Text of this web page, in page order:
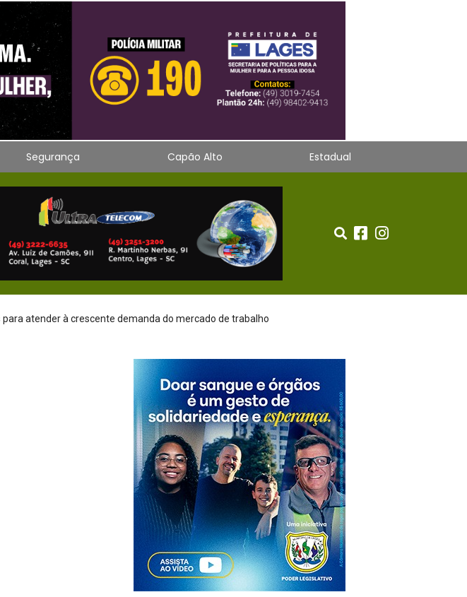
Segurança Capão Alto Estadual
EcoSport atinge três carros estacionados e capota no Centro de Campos Novos